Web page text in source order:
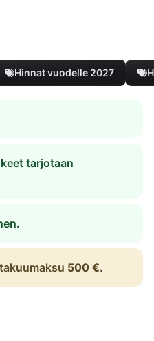
Hinnat vuodelle 2027
tarjotaan
500 €.